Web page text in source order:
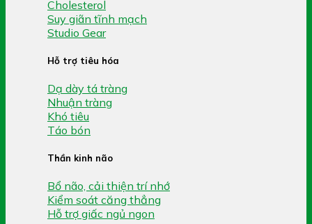
Cholesterol
Suy giãn tĩnh mạch
Studio Gear
Hỗ trợ tiêu hóa
Dạ dày tá tràng
Nhuận tràng
Khó tiêu
Táo bón
Thần kinh não
Bổ não, cải thiện trí nhớ
Kiểm soát căng thẳng
Hỗ trợ giấc ngủ ngon